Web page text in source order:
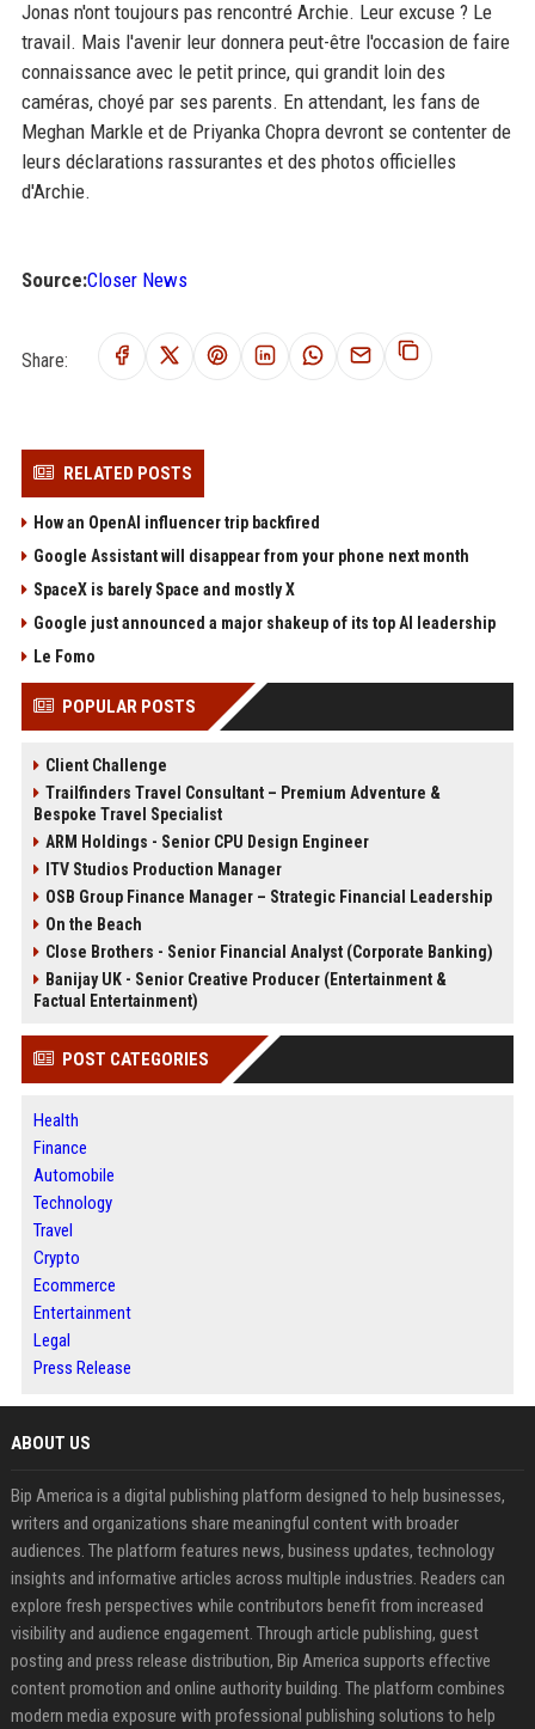
Jonas n'ont toujours pas rencontré Archie. Leur excuse ? Le
travail. Mais l'avenir leur donnera peut-être l'occasion de faire
connaissance avec le petit prince, qui grandit loin des
caméras, choyé par ses parents. En attendant, les fans de
Meghan Markle et de Priyanka Chopra devront se contenter de
leurs déclarations rassurantes et des photos officielles
d'Archie.
Source:Closer News
Share:
RELATED POSTS
How an OpenAI influencer trip backfired
Google Assistant will disappear from your phone next month
SpaceX is barely Space and mostly X
Google just announced a major shakeup of its top AI leadership
Le Fomo
POPULAR POSTS
Client Challenge
Trailfinders Travel Consultant – Premium Adventure &
Bespoke Travel Specialist
ARM Holdings - Senior CPU Design Engineer
ITV Studios Production Manager
OSB Group Finance Manager – Strategic Financial Leadership
On the Beach
Close Brothers - Senior Financial Analyst (Corporate Banking)
Banijay UK - Senior Creative Producer (Entertainment &
Factual Entertainment)
POST CATEGORIES
Health
Finance
Automobile
Technology
Travel
Crypto
Ecommerce
Entertainment
Legal
Press Release
ABOUT US
Bip America is a digital publishing platform designed to help businesses,
writers and organizations share meaningful content with broader
audiences. The platform features news, business updates, technology
insights and informative articles across multiple industries. Readers can
explore fresh perspectives while contributors benefit from increased
visibility and audience engagement. Through article publishing, guest
posting and press release distribution, Bip America supports effective
content promotion and online authority building. The platform combines
modern media exposure with professional publishing solutions to help